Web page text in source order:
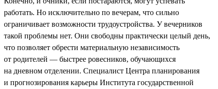
работать. Но исключительно по вечерам, что сильно
ограничивает возможности трудоустройства. У вечерников
такой проблемы нет. Они свободны практически целый день,
что позволяет обрести материальную независимость
от родителей — быстрее ровесников, обучающихся
на дневном отделении. Специалист Центра планирования
и прогнозирования карьеры Института государственной